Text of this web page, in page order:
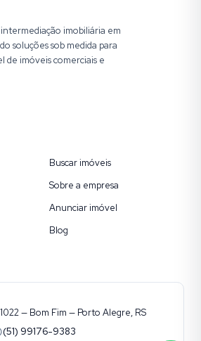
imobiliária em
soluções sob medida para
de imóveis comerciais e
Buscar imóveis
Sobre a empresa
Anunciar imóvel
Blog
— Bom Fim — Porto Alegre, RS
(51) 99176-9383